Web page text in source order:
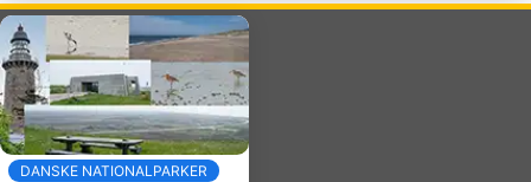
DANSKE NATIONALPARKER